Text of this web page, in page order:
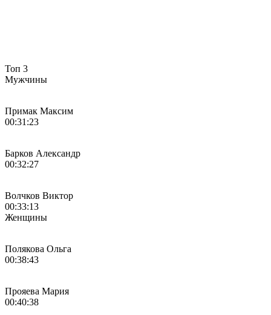
Топ 3
Мужчины
Примак Максим
00:31:23
Барков Александр
00:32:27
Волчков Виктор
00:33:13
Женщины
Полякова Ольга
00:38:43
Прояева Мария
00:40:38